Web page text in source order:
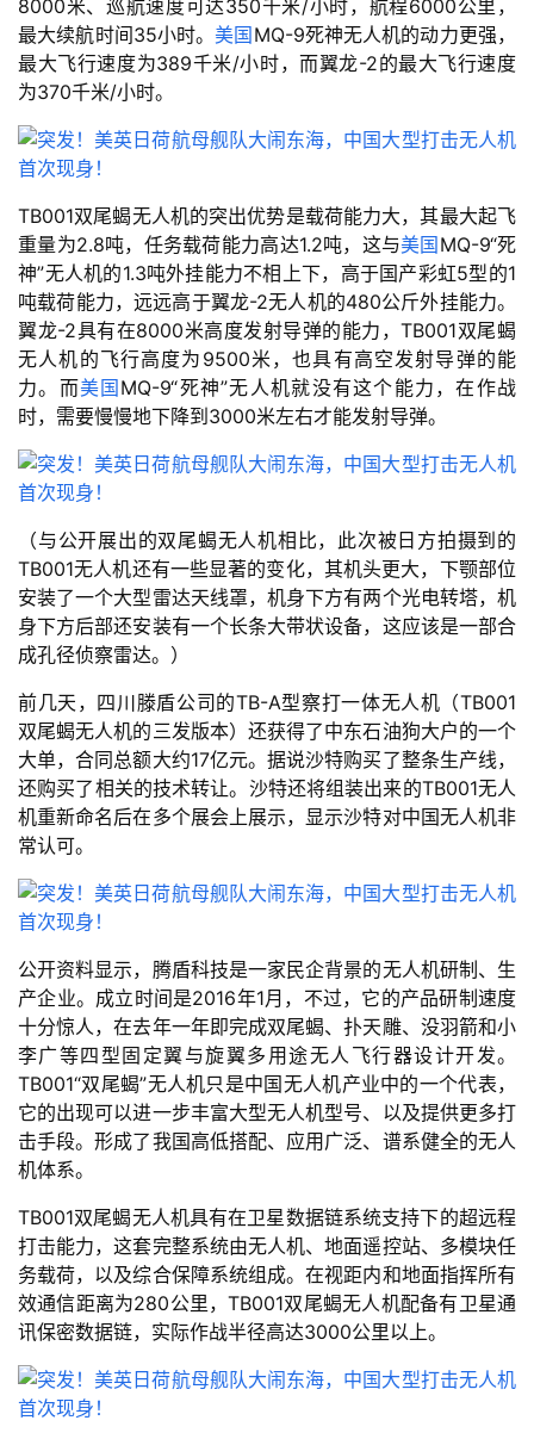
8000米、巡航速度可达350千米/小时，航程6000公里，
最大续航时间35小时。美国 MQ-9死神无人机的动力更强，
最大飞行速度为389千米/小时，而翼龙-2的最大飞行速度
为370千米/小时。
TB001双尾蝎无人机的突出优势是载荷能力大，其最大起飞
重量为2.8吨，任务载荷能力高达1.2吨，这与美国 MQ-9“死
神”无人机的1.3吨外挂能力不相上下，高于国产彩虹5型的1
吨载荷能力，远远高于翼龙-2无人机的480公斤外挂能力。
翼龙-2具有在8000米高度发射导弹的能力，TB001双尾蝎
无人机的飞行高度为9500米，也具有高空发射导弹的能
力。而美国 MQ-9“死神”无人机就没有这个能力，在作战
时，需要慢慢地下降到3000米左右才能发射导弹。
（与公开展出的双尾蝎无人机相比，此次被日方拍摄到的
TB001无人机还有一些显著的变化，其机头更大，下颚部位
安装了一个大型雷达天线罩，机身下方有两个光电转塔，机
身下方后部还安装有一个长条大带状设备，这应该是一部合
成孔径侦察雷达。）
前几天，四川滕盾公司的TB-A型察打一体无人机（TB001
双尾蝎无人机的三发版本）还获得了中东石油狗大户的一个
大单，合同总额大约17亿元。据说沙特购买了整条生产线，
还购买了相关的技术转让。沙特还将组装出来的TB001无人
机重新命名后在多个展会上展示，显示沙特对中国无人机非
常认可。
公开资料显示，腾盾科技是一家民企背景的无人机研制、生
产企业。成立时间是2016年1月，不过，它的产品研制速度
十分惊人，在去年一年即完成双尾蝎、扑天雕、没羽箭和小
李广等四型固定翼与旋翼多用途无人飞行器设计开发。
TB001“双尾蝎”无人机只是中国无人机产业中的一个代表，
它的出现可以进一步丰富大型无人机型号、以及提供更多打
击手段。形成了我国高低搭配、应用广泛、谱系健全的无人
机体系。
TB001双尾蝎无人机具有在卫星数据链系统支持下的超远程
打击能力，这套完整系统由无人机、地面遥控站、多模块任
务载荷，以及综合保障系统组成。在视距内和地面指挥所有
效通信距离为280公里，TB001双尾蝎无人机配备有卫星通
讯保密数据链，实际作战半径高达3000公里以上。